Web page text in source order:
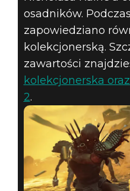
osadników.
zapowiedziano
kolekcjonerską.
zawartości
kolekcjonerska
2.